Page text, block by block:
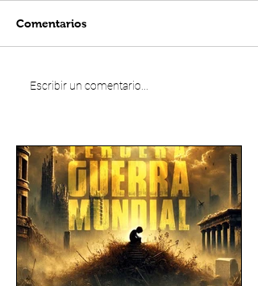
Comentarios
Escribir un comentario...